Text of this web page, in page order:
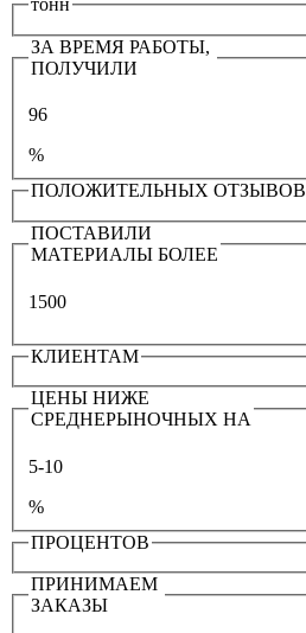
тонн
ЗА ВРЕМЯ РАБОТЫ,
ПОЛУЧИЛИ
96
%
ПОЛОЖИТЕЛЬНЫХ ОТЗЫВОВ
ПОСТАВИЛИ
МАТЕРИАЛЫ БОЛЕЕ
1500
КЛИЕНТАМ
ЦЕНЫ НИЖЕ
СРЕДНЕРЫНОЧНЫХ НА
5-10
%
ПРОЦЕНТОВ
ПРИНИМАЕМ
ЗАКАЗЫ